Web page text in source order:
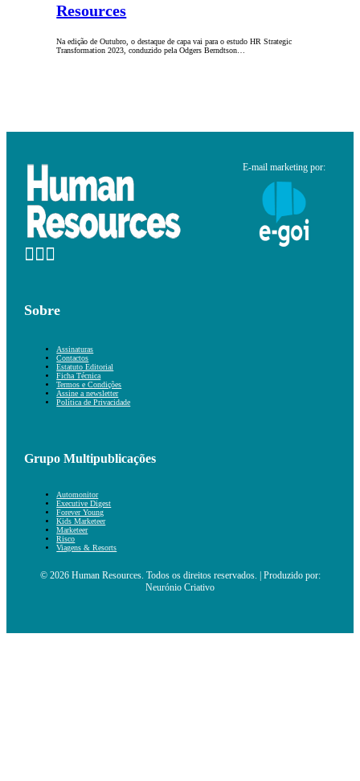
Resources
Na edição de Outubro, o destaque de capa vai para o estudo HR Strategic
Transformation 2023, conduzido pela Odgers Berndtson…
E-mail marketing por:
Sobre
Assinaturas
Contactos
Estatuto Editorial
Ficha Técnica
Termos e Condições
Assine a newsletter
Política de Privacidade
Grupo Multipublicações
Automonitor
Executive Digest
Forever Young
Kids Marketeer
Marketeer
Risco
Viagens & Resorts
© 2026 Human Resources. Todos os direitos reservados. | Produzido por:
Neurónio Criativo